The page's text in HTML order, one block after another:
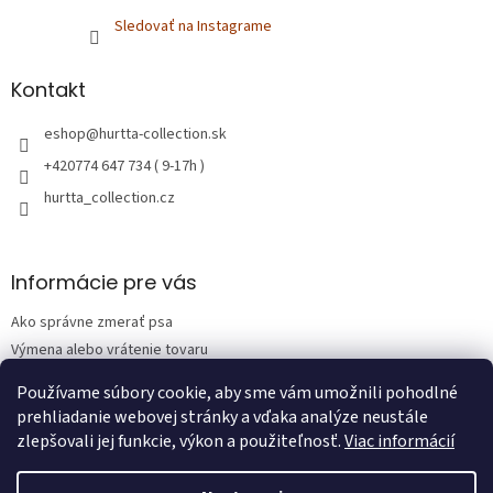
Používame súbory cookie, aby sme vám umožnili pohodlné
prehliadanie webovej stránky a vďaka analýze neustále
zlepšovali jej funkcie, výkon a použiteľnosť.Viac informácií
Sledovať na Instagrame
Kontakt
eshop@hurtta-collection.sk
+420774 647 734 ( 9-17h )
hurtta_collection.cz
Informácie pre vás
Ako správne zmerať psa
Výmena alebo vrátenie tovaru
Podmienky ochrany osobných údajov